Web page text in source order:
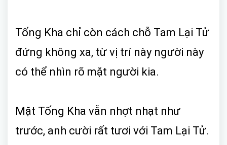
Tống Kha chỉ còn cách chỗ Tam Lại Tử
đứng không xa, từ vị trí này người này
có thể nhìn rõ mặt người kia.
Mặt Tống Kha vẫn nhợt nhạt như
trước, anh cười rất tươi với Tam Lại Tử.